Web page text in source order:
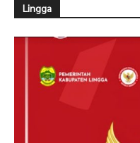
Lingga